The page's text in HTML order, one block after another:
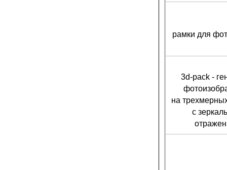
рамки для
3d-pack -
на
с